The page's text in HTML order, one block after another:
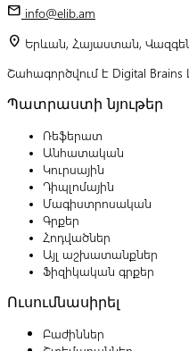
mail info@elib.am
location_on Երևան, Հայաստան,
Շահագործվում է Digital Brains
Պատրաստի նյութեր
Ռեֆերատ
Անհատական
Կուրսային
Դիպլոմային
Մագիստրոսական
Գրքեր
Հոդվածներ
Այլ աշխատանքներ
Ֆիզիկական գրքեր
Ուսումնասիրել
Բաժիններ